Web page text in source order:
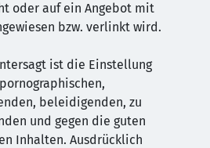
oder auf ein Angebot mit
bzw. verlinkt wird.
ist die Einstellung
beleidigenden, zu
und gegen die guten
Inhalten. Ausdrücklich